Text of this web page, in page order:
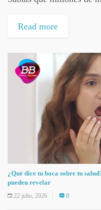
Read more
¿Qué dice tu boca sobre tu
pueden revelar
22 julio, 2026 0